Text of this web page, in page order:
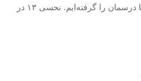
کمپین «داد» دست ۱۱۳ زن را طلب می‌کند. ۱۱۳ زن از زنان ایرانی فارسی‌زبان «محله‌های دنیا». ما درسمان را گرفته‌ایم. نحسی ۱۳ در